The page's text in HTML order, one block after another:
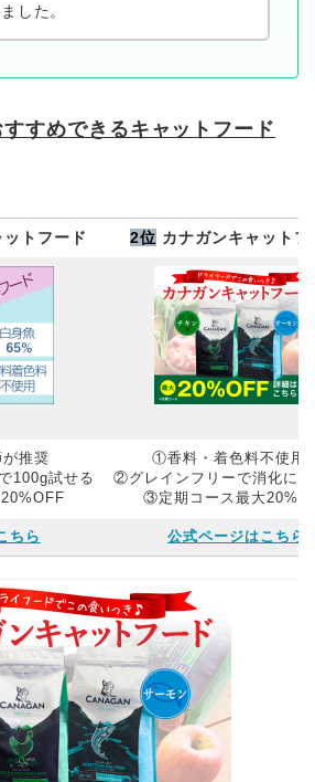
した。
すめできるキャットフード
トフード 2位 カナガンキャットフ
推奨
100g試せる
①香料・着色料不使用
②グレインフリーで消化に
③定期コース最大
ちら 公式ページはこちら